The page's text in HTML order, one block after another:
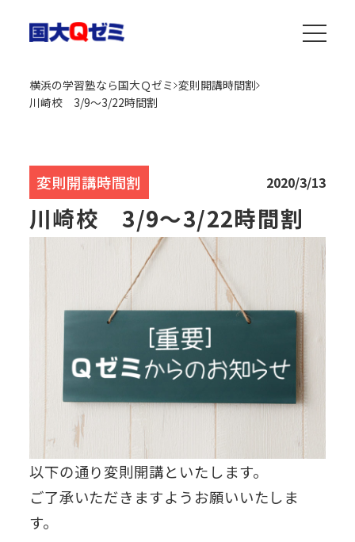
横浜の学習塾なら国大Ｑゼミ 変則開講時間割
川崎校 3/9～3/22時間割
変則開講時間割 2020/3/13
川崎校 3/9～3/22時間割
以下の通り変則開講といたします。
ご了承いただきますようお願いいたしま
す。